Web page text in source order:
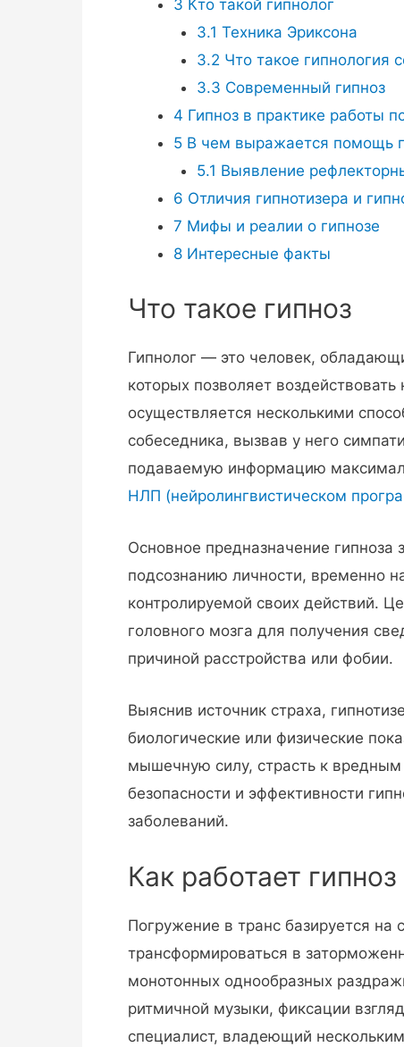
3 Кто такой гипнолог
3.1 Техника Эриксона
3.2 Что такое гипнология
3.3 Современный гипноз
4 Гипноз в практике работы
5 В чем выражается помощь
5.1 Выявление
6 Отличия гипнотизера и
7 Мифы и реалии о гипнозе
8 Интересные факты
Что такое гипноз
Гипнолог — это человек,
которых позволяет
осуществляется несколькими
собеседника, вызвав у него
подаваемую информацию
НЛП (нейролингвистическом
Основное предназначение
подсознанию личности, временно
контролируемой своих действий.
головного мозга для получения
причиной расстройства или фобии.
Выяснив источник страха,
биологические или физические
мышечную силу, страсть к
безопасности и эффективности
заболеваний.
Как работает гипноз
Погружение в транс базируется на
трансформироваться в
монотонных однообразных
ритмичной музыки, фиксации
специалист, владеющий